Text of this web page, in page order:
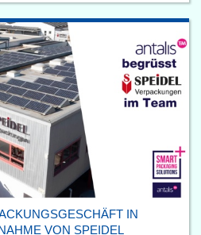
IN
VON SPEIDEL